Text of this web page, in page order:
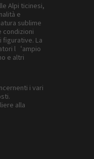
Alpi ticinesi,
e
sublime
condizioni
figurative. La
l‘ampio
e altri
i vari
alla